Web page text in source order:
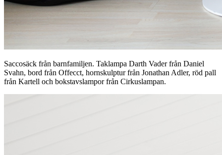
Saccosäck från barnfamiljen. Taklampa Darth Vader från Daniel
Svahn, bord från Offecct, hornskulptur från Jonathan Adler, röd pall
från Kartell och bokstavslampor från Cirkuslampan.